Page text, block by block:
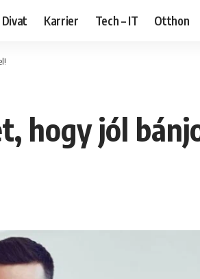
Divat Karrier Tech – IT Otthon
hogy jól